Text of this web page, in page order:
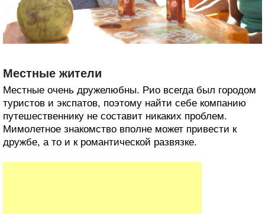
Местные жители
Местные очень дружелюбны. Рио всегда был городом
туристов и экспатов, поэтому найти себе компанию
путешественнику не составит никаких проблем.
Мимолетное знакомство вполне может привести к
дружбе, а то и к романтической развязке.